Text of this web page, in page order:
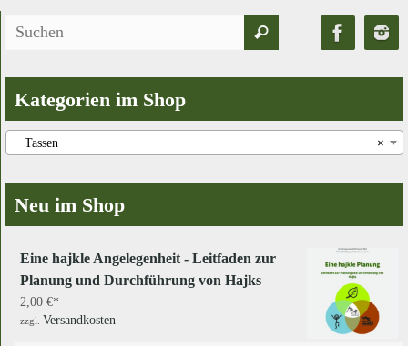
Suchen
Kategorien im Shop
×
Tassen
Neu im Shop
Eine hajkle Angelegenheit - Leitfaden zur
Planung und Durchführung von Hajks
2,00 €
zzgl. Versandkosten